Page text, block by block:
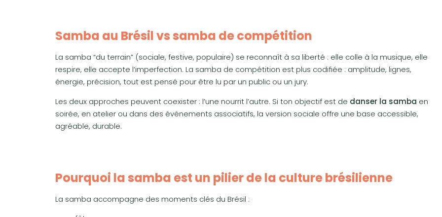
Samba au Brésil vs samba de compétition
La samba “du terrain” (sociale, festive, populaire) se reconnaît à sa liberté : elle colle à la musique, elle
respire, elle accepte l’imperfection. La samba de compétition est plus codifiée : amplitude, lignes,
énergie, précision, tout est pensé pour être lu par un public ou un jury.
Les deux approches peuvent coexister : l’une nourrit l’autre. Si ton objectif est de danser la samba en
soirée, en atelier ou dans des événements associatifs, la version sociale offre une base accessible,
agréable, durable.
Pourquoi la samba est un pilier de la culture brésilienne
La samba accompagne des moments clés du Brésil :